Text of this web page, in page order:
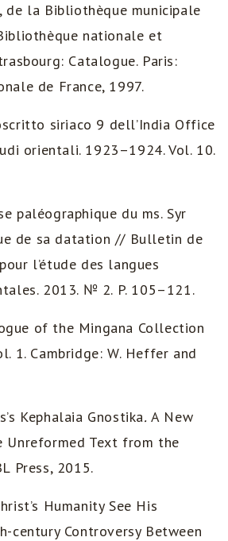
de la Bibliothèque municipale
nationale et
Catalogue. Paris:
de France, 1997.
siriaco 9 dell’India Office
orientali. 1923–1924. Vol. 10.
paléographique du ms. Syr
de sa datation // Bulletin de
l’étude des langues
2013. № 2. P. 105–121.
of the Mingana Collection
1. Cambridge: W. Heffer and
Kephalaia Gnostika.A New
Unreformed Text from the
Press, 2015.
Humanity See His
century Controversy Between